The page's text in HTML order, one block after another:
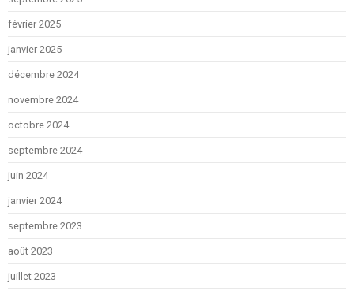
février 2025
janvier 2025
décembre 2024
novembre 2024
octobre 2024
septembre 2024
juin 2024
janvier 2024
septembre 2023
août 2023
juillet 2023